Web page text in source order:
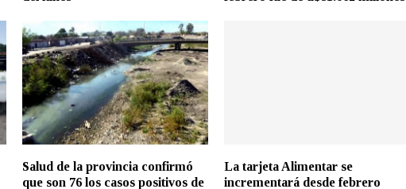
Salud de la provincia confirmó
que son 76 los casos positivos de
La tarjeta Alimentar se
incrementará desde febrero